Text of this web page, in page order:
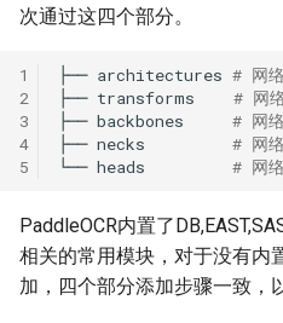
次通过这四个部分。
1
2
3
4
5
├── architectures # 网
├── transforms
# 网
├── backbones
# 网
├── necks
# 网
└── heads # 网
PaddleOCR内置了
相关的常用模块，对于没有内
加，四个部分添加步骤一致，